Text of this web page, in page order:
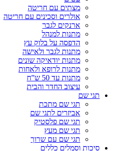
מצתים עם חריטה
אולרים וסכינים עם חריטה
ארנקים לגבר
מתנות למנהל
הדפסה על בלוק עץ
מתנות לגבר ולאישה
מתנות יודאיקה שונים
מתנות לרופא ולאחות
מתנות עד 50 ש”ח
עיצוב החדר והבית
תגי שם
תגי שם מתכת
אביזרים לתגי שם
תגי שם פלסטיק
תגי שם מעץ
תגי שם עם שרוך
סיכות וסמלים כללים